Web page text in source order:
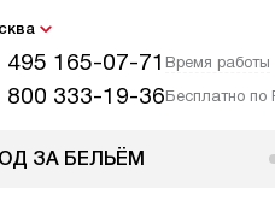
495 165-07-71 Время работы
800 333-19-36Бесплатно по
ЗА БЕЛЬЁМ